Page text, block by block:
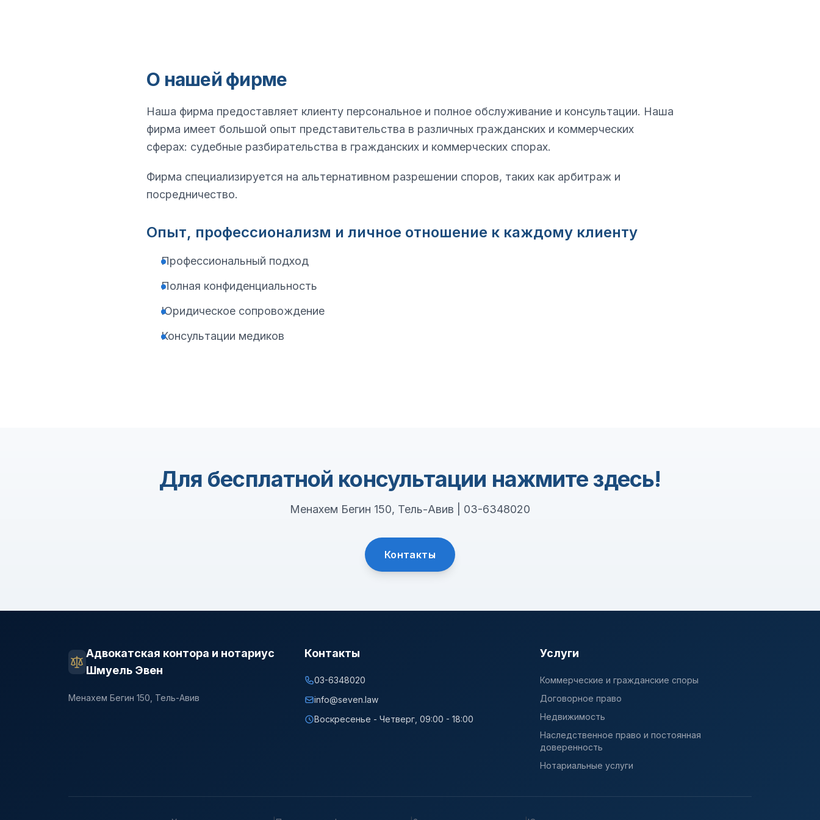
О нашей фирме
Наша фирма предоставляет клиенту персональное и полное обслуживание и консультации. Наша
фирма имеет большой опыт представительства в различных гражданских и коммерческих
сферах: судебные разбирательства в гражданских и коммерческих спорах.
Фирма специализируется на альтернативном разрешении споров, таких как арбитраж и
посредничество.
Опыт, профессионализм и личное отношение к каждому клиенту
Профессиональный подход
Полная конфиденциальность
Юридическое сопровождение
Консультации медиков
Для бесплатной консультации нажмите здесь!
Менахем Бегин 150, Тель-Авив | 03-6348020
Контакты
Адвокатская контора и нотариус
Шмуель Эвен
Менахем Бегин 150, Тель-Авив
Контакты
03-6348020
info@seven.law
Воскресенье - Четверг, 09:00 - 18:00
Услуги
Коммерческие и гражданские споры
Договорное право
Недвижимость
Наследственное право и постоянная
доверенность
Нотариальные услуги